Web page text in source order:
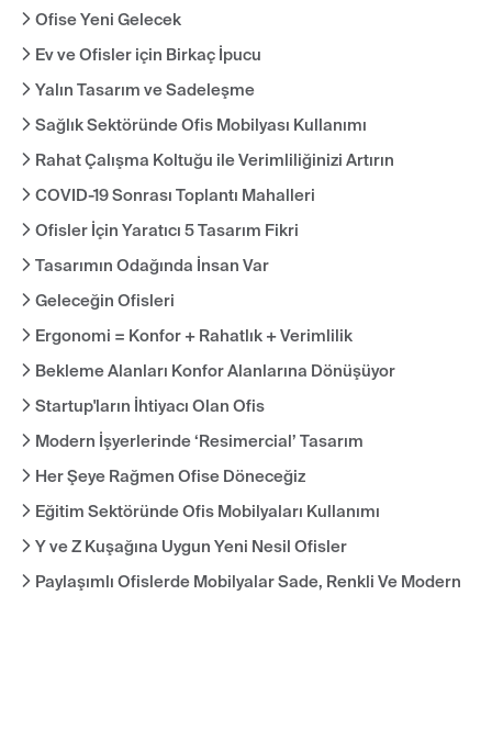
Ofise Yeni Gelecek
Ev ve Ofisler için Birkaç İpucu
Yalın Tasarım ve Sadeleşme
Sağlık Sektöründe Ofis Mobilyası Kullanımı
Rahat Çalışma Koltuğu ile Verimliliğinizi Artırın
COVID-19 Sonrası Toplantı Mahalleri
Ofisler İçin Yaratıcı 5 Tasarım Fikri
Tasarımın Odağında İnsan Var
Geleceğin Ofisleri
Ergonomi = Konfor + Rahatlık + Verimlilik
Bekleme Alanları Konfor Alanlarına Dönüşüyor
Startup'ların İhtiyacı Olan Ofis
Modern İşyerlerinde ‘Resimercial’ Tasarım
Her Şeye Rağmen Ofise Döneceğiz
Eğitim Sektöründe Ofis Mobilyaları Kullanımı
Y ve Z Kuşağına Uygun Yeni Nesil Ofisler
Paylaşımlı Ofislerde Mobilyalar Sade, Renkli Ve Modern